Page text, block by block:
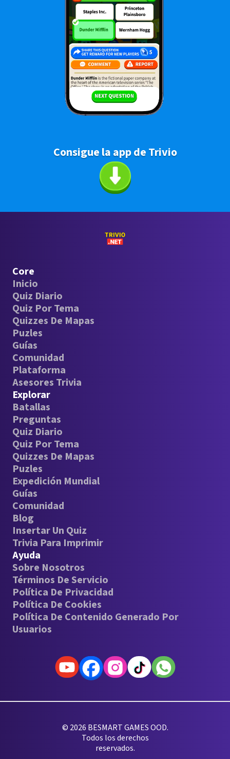
Consigue la app de Trivio
Core
Inicio
Quiz Diario
Quiz Por Tema
Quizzes De Mapas
Puzles
Guías
Comunidad
Plataforma
Asesores Trivia
Explorar
Batallas
Preguntas
Quiz Diario
Quiz Por Tema
Quizzes De Mapas
Puzles
Expedición Mundial
Guías
Comunidad
Blog
Insertar Un Quiz
Trivia Para Imprimir
Ayuda
Sobre Nosotros
Términos De Servicio
Política De Privacidad
Política De Cookies
Política De Contenido Generado Por
Usuarios
© 2026 BESMART GAMES OOD.
Todos los derechos
reservados.